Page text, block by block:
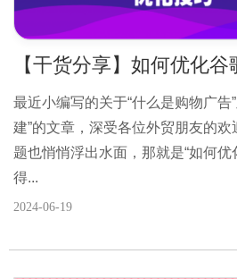
【干货分享】如何优化
最近小编写的关于“什么是购物广告
建”的文章，深受各位外贸朋友的
题也悄悄浮出水面，那就是“如何优
得...
2024-06-19